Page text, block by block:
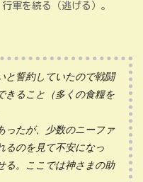
軍を続る（逃げる）。
と誓約していたので戦闘
きること（多くの食糧を
ったが、少数のニーファ
るのを見て不安になっ
る。ここでは神さまの助